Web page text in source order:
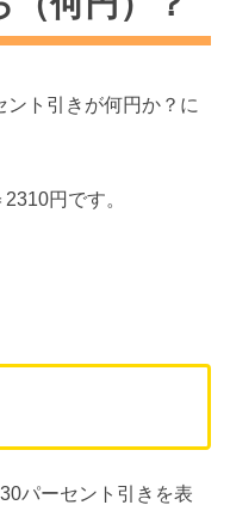
ト引きが何円か？に
円です。
パーセント引きを表